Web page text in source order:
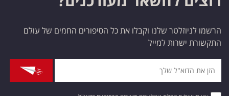
הרשמו לניוזלטר שלנו וקבלו את כל הסיפורים החמים של עולם
התקשורת ישרות למייל